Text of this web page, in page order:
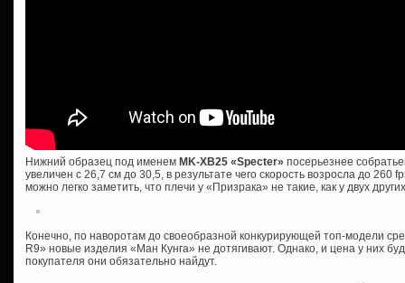
Нижний образец под именем MK-XB25 «Specter» посерьезнее
увеличен с 26,7 см до 30,5, в результате чего скорость возросла до 260
можно легко заметить, что плечи у «Призрака» не такие, как у двух
Конечно, по наворотам до своеобразной конкурирующей топ-модели
R9» новые изделия «Ман Кунга» не дотягивают. Однако, и цена у них
покупателя они обязательно найдут.